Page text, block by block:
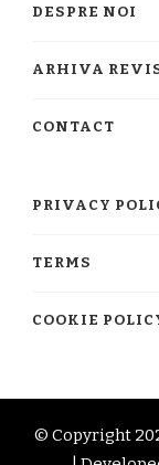
DESPRE NOI
ARHIVA
CONTACT
PRIVACY
TERMS
COOKIE
© Copyright